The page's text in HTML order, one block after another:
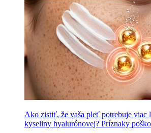
Ako zistiť, že vaša pleť potrebuje viac
kyseliny hyalurónovej? Príznaky